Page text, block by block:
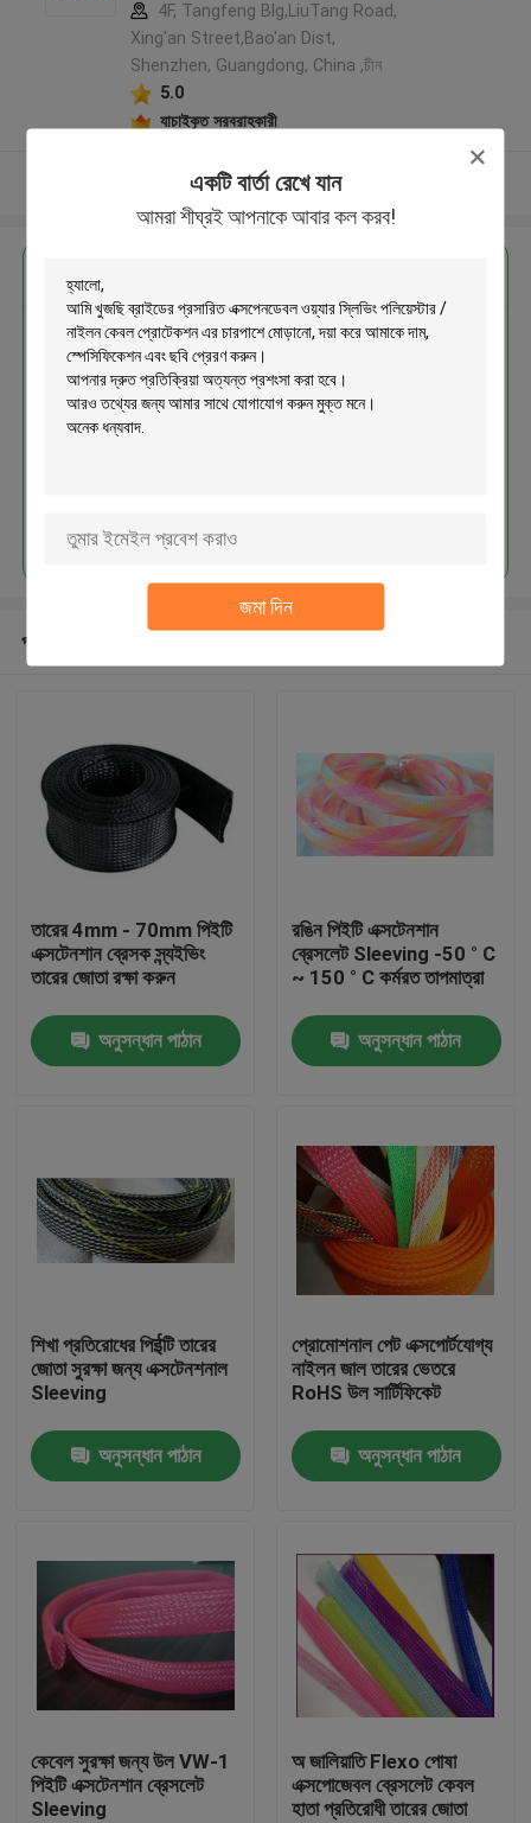
একটি বার্তা রেখে যান
আমরা শীঘ্রই আপনাকে আবার কল করব!
জমা দিন
পণ্য
কারখানা ভ্রমণ
মান নিয়ন্ত্রণ
উদ্ধৃতির জন্য আবেদন
নমনীয় পিভিসি টিউবিং
ঢেউখেলান নমনীয় টিউবিং
4F, Tangfeng Blg,LiuTang Road,
Xing'an Street,Bao'an Dist,
Shenzhen, Guangdong, China ,চীন
5.0
যাচাইকৃত সরবরাহকারী
আরো দেখুন
ব্রাইডের প্রসারিত এক্সপেনডেবল ওয়্যার স্লিভিং
পলিয়েস্টার / নাইলন কেবল প্রোটেকশন এর
চারপাশে মোড়ানো
প্রস্তাবিত পণ্য
তারের 4mm - 70mm পিইটি
এক্সটেনশান ব্রেসক স্ন্যইভিং
তারের জোতা রক্ষা করুন
অনুসন্ধান পাঠান
রঙিন পিইটি এক্সটেনশান
ব্রেসলেট Sleeving -50 ° C
~ 150 ° C কর্মরত তাপমাত্রা
অনুসন্ধান পাঠান
শিখা প্রতিরোধের পিईটি তারের
জোতা সুরক্ষা জন্য এক্সটেনশনাল
Sleeving
অনুসন্ধান পাঠান
প্রোমোশনাল পেট এক্সপোর্টযোগ্য
নাইলন জাল তারের ভেতরে
RoHS উল সার্টিফিকেট
অনুসন্ধান পাঠান
কেবেল সুরক্ষা জন্য উল VW-1
পিইটি এক্সটেনশান ব্রেসলেট
Sleeving
অ জালিয়াতি Flexo পোষা
এক্সপোজেবল ব্রেসলেট কেবল
হাতা প্রতিরোধী তারের জোতা